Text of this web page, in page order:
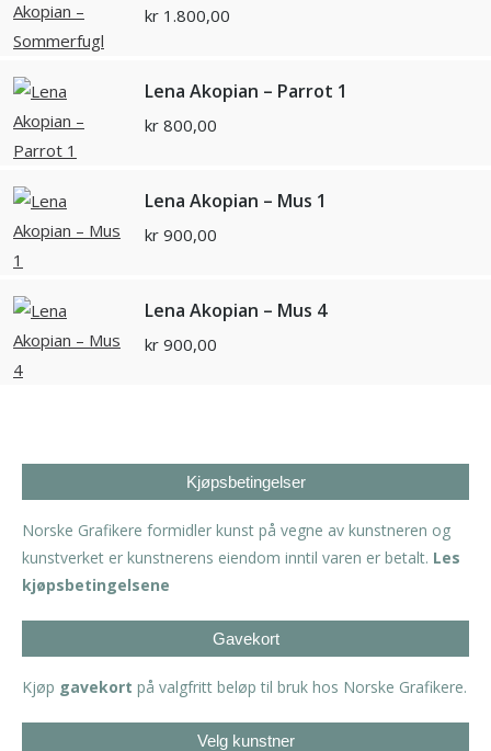
kr 1.800,00
Lena Akopian – Parrot 1
kr 800,00
Lena Akopian – Mus 1
kr 900,00
Lena Akopian – Mus 4
kr 900,00
Kjøpsbetingelser
Norske Grafikere formidler kunst på vegne av kunstneren og
kunstverket er kunstnerens eiendom inntil varen er betalt. Les
kjøpsbetingelsene
Gavekort
Kjøp gavekort på valgfritt beløp til bruk hos Norske Grafikere.
Velg kunstner